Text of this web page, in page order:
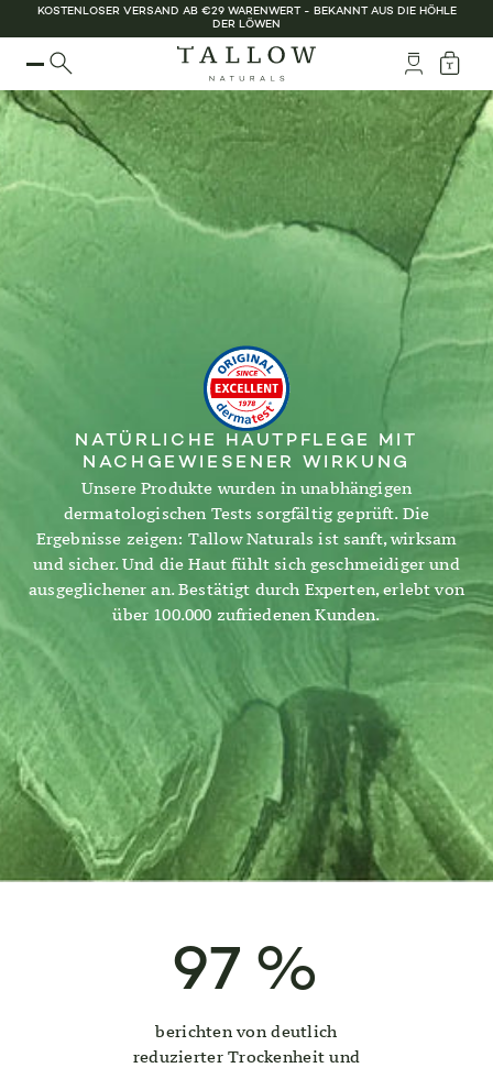
KOSTENLOSER VERSAND AB €29 WARENWERT - BEKANNT AUS DIE HÖHLE
DER LÖWEN
NATÜRLICHE HAUTPFLEGE MIT
NACHGEWIESENER WIRKUNG
Unsere Produkte wurden in unabhängigen
dermatologischen Tests sorgfältig geprüft. Die
Ergebnisse zeigen: Tallow Naturals ist sanft, wirksam
und sicher. Und die Haut fühlt sich geschmeidiger und
ausgeglichener an. Bestätigt durch Experten, erlebt von
über 100.000 zufriedenen Kunden.
97%
berichten von deutlich
reduzierter Trockenheit und